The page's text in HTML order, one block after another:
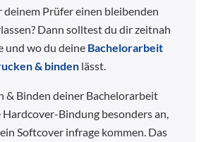
deinem Prüfer einen bleibenden
Dann solltest du dir zeitnah
und wo du deine Bachelorarbeit
& binden lässt.
& Binden deiner Bachelorarbeit
Bindung besonders an,
Softcover infrage kommen. Das